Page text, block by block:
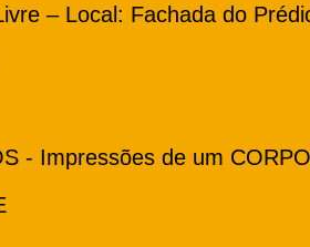
– Local: Fachada do
- Impressões de um